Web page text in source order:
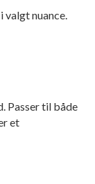
valgt nuance.
Passer til både
et